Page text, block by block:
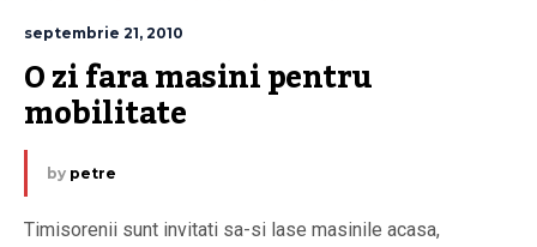
septembrie 21, 2010
O zi fara masini pentru
mobilitate
by petre
Timisorenii sunt invitati sa-si lase masinile acasa,